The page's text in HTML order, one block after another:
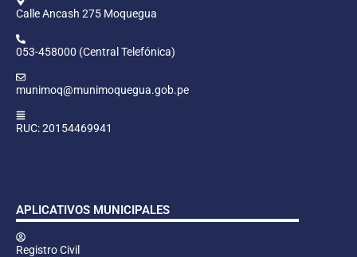
Calle Ancash 275 Moquegua
053-458000 (Central Telefónica)
munimoq@munimoquegua.gob.pe
RUC: 20154469941
APLICATIVOS MUNICIPALES
Registro Civil